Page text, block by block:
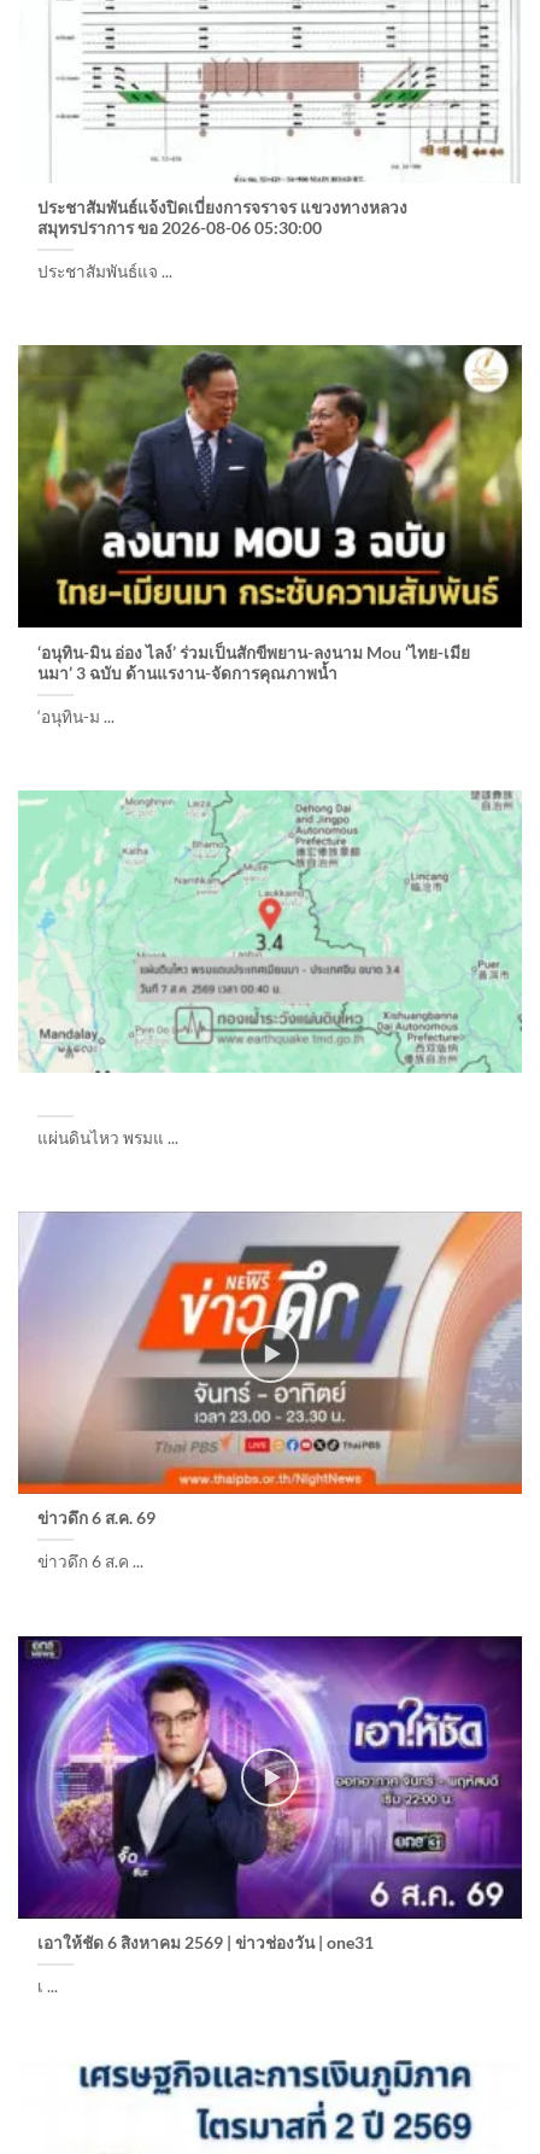
ประชาสัมพันธ์แจ้งปิดเบี่ยงการจราจร แขวงทางหลวง
สมุทรปราการ ขอ 2026-08-06 05:30:00
ประชาสัมพันธ์แจ ...
‘อนุทิน-มิน อ่อง ไลง์’ ร่วมเป็นสักขีพยาน-ลงนาม Mou ‘ไทย-เมีย
นมา’ 3 ฉบับ ด้านแรงาน-จัดการคุณภาพน้ำ
‘อนุทิน-ม ...
แผ่นดินไหว พรมแ ...
ข่าวดึก 6 ส.ค. 69
ข่าวดึก 6 ส.ค ...
เอาให้ชัด 6 สิงหาคม 2569 | ข่าวช่องวัน | one31
เ ...